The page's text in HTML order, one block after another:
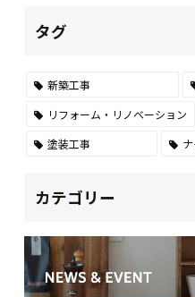
タグ
新築工事
リフォーム・リノベーション
塗装工事
カテゴリー